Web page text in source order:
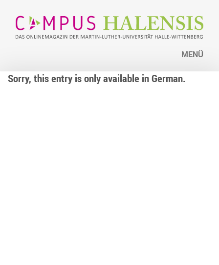
MENÜ
Sorry, this entry is only available in German.